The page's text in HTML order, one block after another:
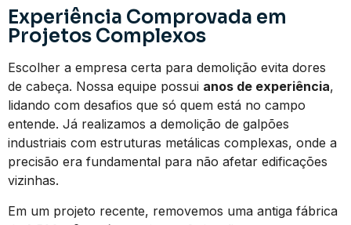
Experiência Comprovada em
Projetos Complexos
Escolher a empresa certa para demolição evita dores
de cabeça. Nossa equipe possui anos de experiência,
lidando com desafios que só quem está no campo
entende. Já realizamos a demolição de galpões
industriais com estruturas metálicas complexas, onde a
precisão era fundamental para não afetar edificações
vizinhas.
Em um projeto recente, removemos uma antiga fábrica